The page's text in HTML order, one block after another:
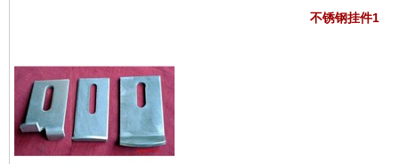
不锈钢挂件1